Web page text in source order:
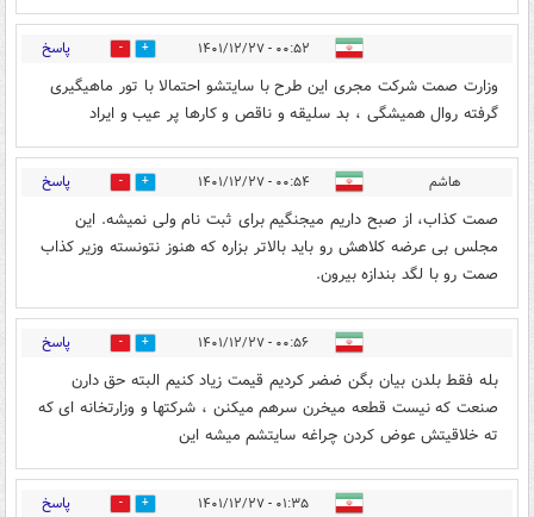
۰۰:۵۲ - ۱۴۰۱/۱۲/۲۷ 0 پاسخ
وزارت صمت شرکت مجری این طرح با سایتشو احتمالا با تور ماهیگیری
گرفته روال همیشگی ، بد سلیقه و ناقص و کارها پر عیب و ایراد
هاشم ۰۰:۵۴ - ۱۴۰۱/۱۲/۲۷ 1 پاسخ
صمت کذاب، از صبح داریم میجنگیم برای ثبت نام ولی نمیشه. این
مجلس بی عرضه کلاهش رو باید بالاتر بزاره که هنوز نتونسته وزیر کذاب
صمت رو با لگد بندازه بیرون.
۰۰:۵۶ - ۱۴۰۱/۱۲/۲۷ 0 پاسخ
بله فقط بلدن بیان بگن ضضر کردیم قیمت زیاد کنیم البته حق دارن
صنعت که نیست قطعه میخرن سرهم میکنن ، شرکتها و وزارتخانه ای که
ته خلاقیتش عوض کردن چراغه سایتشم میشه این
۰۱:۳۵ - ۱۴۰۱/۱۲/۲۷ 0 پاسخ